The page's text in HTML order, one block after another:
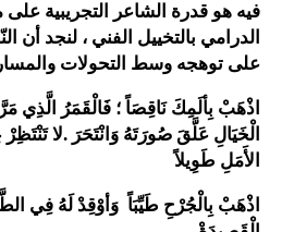
الشاعر التجريبية على مزج الحدث
الفني ، لنجد أن النّص محافظاً
وسط التحولات والمسارات ،
نَاقِصَاً ؛ فَالْقَمَرُ الَّذِي مَرَّ فَوْقَ سَطْحِ
صُورَتَهُ وَانْتَحَرَ .لا تَنْتَظِرْ عِنْدَ بَابِ
طَيِّبَاً وَأوْقِدْ لَهُ فِي الطَّرِيقِ شُعْلَةَ